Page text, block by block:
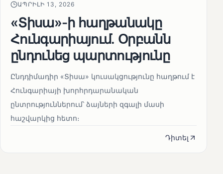
ԱՊՐԻԼԻ 13, 2026
«Տիսա»-ի հաղթանակը
Հունգարիայում․ Օրբանն
ընդունեց պարտությունը
Ընդդիմադիր «Տիսա» կուսակցությունը հաղթում է
Հունգարիայի խորհրդարանական
ընտրություններում՝ ձայների զգալի մասի
հաշվարկից հետո։
Դիտել